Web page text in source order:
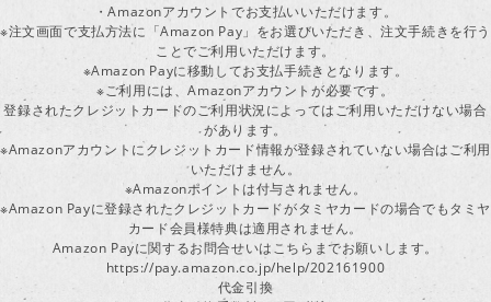
・Amazonアカウントでお支払いいただけます。
※注文画面で支払方法に「Amazon Pay」をお選びいただき、注文手続きを行う
ことでご利用いただけます。
※Amazon Payに移動してお支払手続きとなります。
※ご利用には、Amazonアカウントが必要です。
登録されたクレジットカードのご利用状況によってはご利用いただけない場合
があります。
※Amazonアカウントにクレジットカード情報が登録されていない場合はご利用
いただけません。
※Amazonポイントは付与されません。
※Amazon Payに登録されたクレジットカードがタミヤカードの場合でもタミヤ
カード会員様特典は適用されません。
Amazon Payに関するお問合せいはこちらまでお願いします。
https://pay.amazon.co.jp/help/202161900
代金引換